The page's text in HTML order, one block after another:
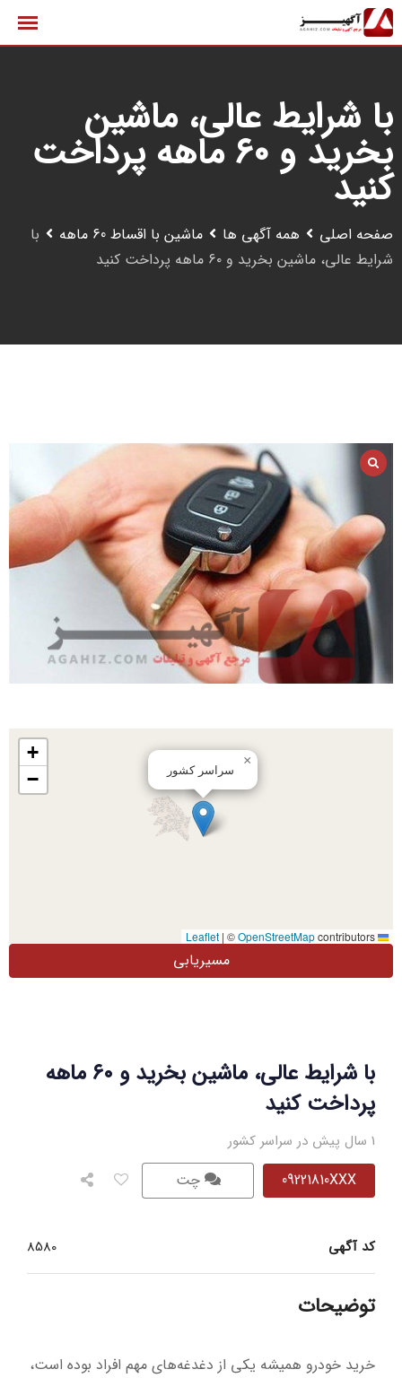
پرش
به
با شرایط عالی، ماشین
بخرید و ۶۰ ماهه پرداخت
کنید
صفحه اصلی همه آگهی ها ماشین با اقساط 60 ماهه
با
شرایط عالی، ماشین بخرید و ۶۰ ماهه پرداخت کنید
با شرایط عالی، ماشین بخرید و ۶۰ ماهه
پرداخت کنید
1 سال پیش در سراسر کشور
09221810XXX چت
کد آگهی 8580
توضیحات
خرید خودرو همیشه یکی از دغدغه‌های مهم افراد بوده است،
سراسر کشور
×
+
−
| ©OpenStreetMapcontributors
مسیریابی